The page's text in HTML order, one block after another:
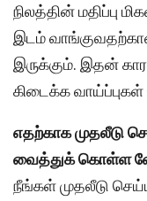
நிலத்தின் மதிப்பு
இடம்
இருக்கும். இதன்
கிடைக்க
எதற்காக முதலீடு
வைத்துக் கொள்ள
நீங்கள் முதலீடு